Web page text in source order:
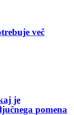
več
je
pomena